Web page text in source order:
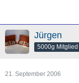
Jürgen
5000g Mitglied
21. September 2006